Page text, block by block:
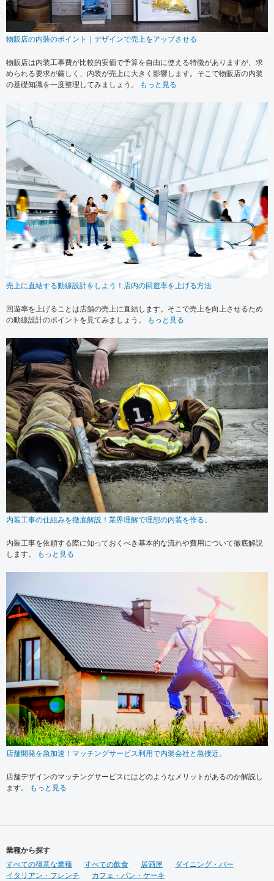
物販店の内装のポイント｜デザインで売上をアップさせる
物販店は内装工事費が比較的安価で予算を自由に使える特徴がありますが、求
められる要求が厳しく、内装が売上に大きく影響します。そこで物販店の内装
の基礎知識を一度整理してみましょう。
もっと見る
売上に直結する動線設計をしよう！店内の回遊率を上げる方法
回遊率を上げることは店舗の売上に直結します。そこで売上を向上させるため
の動線設計のポイントを見てみましょう。
もっと見る
内装工事の仕組みを徹底解説！業界理解で理想の内装を作る。
内装工事を依頼する際に知っておくべき基本的な流れや費用について徹底解説
します。
もっと見る
店舗開発を急加速！マッチングサービス利用で内装会社と急接近。
店舗デザインのマッチングサービスにはどのようなメリットがあるのか解説し
ます。
もっと見る
業種から探す
すべての得意な業種
すべての飲食 居酒屋
ダイニング・バー
イタリアン・フレンチ
カフェ・パン・ケーキ